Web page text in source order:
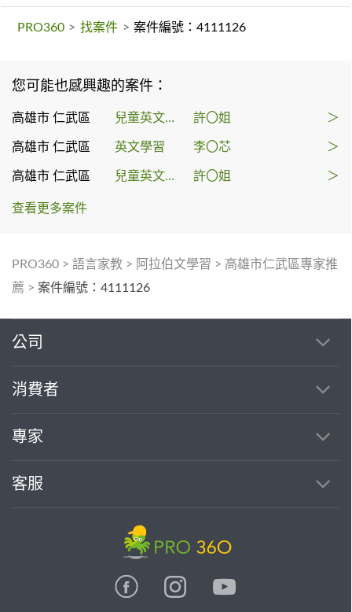
PRO360 > 找案件 > 案件編號：4111126
您可能也感興趣的案件：
高雄市 仁武區 兒童英文教學 許〇姐 ＞
高雄市 仁武區 英文學習 李〇芯 ＞
高雄市 仁武區 兒童英文教學 許〇姐 ＞
查看更多案件
PRO360 > 語言家教 > 阿拉伯文學習 > 高雄市仁武區專家推
薦 > 案件編號：4111126
公司
消費者
專家
客服